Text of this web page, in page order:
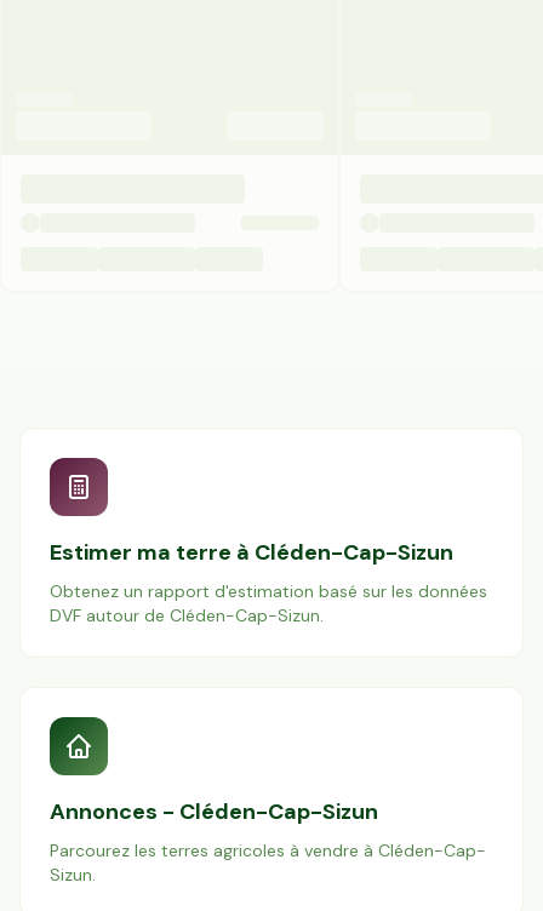
Estimer ma terre à Cléden-Cap-Sizun
Obtenez un rapport d'estimation basé sur les données
DVF autour de Cléden-Cap-Sizun.
Annonces - Cléden-Cap-Sizun
Parcourez les terres agricoles à vendre à Cléden-Cap-
Sizun.